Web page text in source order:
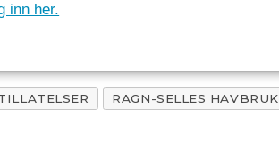
inn her.
RAGN-SELLES HAVBRUK